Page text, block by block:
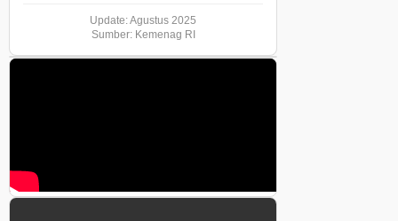
Update: Agustus 2025
Sumber: Kemenag RI